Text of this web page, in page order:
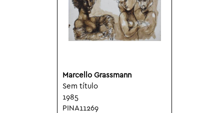
Marcello Grassmann
Sem título
1985
PINA11269